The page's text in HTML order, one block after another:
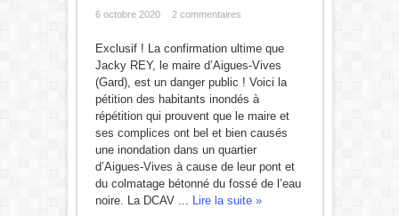
6 octobre 2020 2 commentaires
Exclusif ! La confirmation ultime que
Jacky REY, le maire d’Aigues-Vives
(Gard), est un danger public ! Voici la
pétition des habitants inondés à
répétition qui prouvent que le maire et
ses complices ont bel et bien causés
une inondation dans un quartier
d’Aigues-Vives à cause de leur pont et
du colmatage bétonné du fossé de l’eau
noire. La DCAV ... Lire la suite »